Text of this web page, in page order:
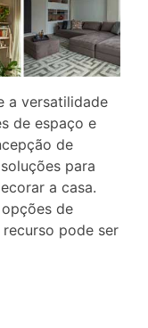
a versatilidade
de espaço e
de
para
a casa.
de
pode ser